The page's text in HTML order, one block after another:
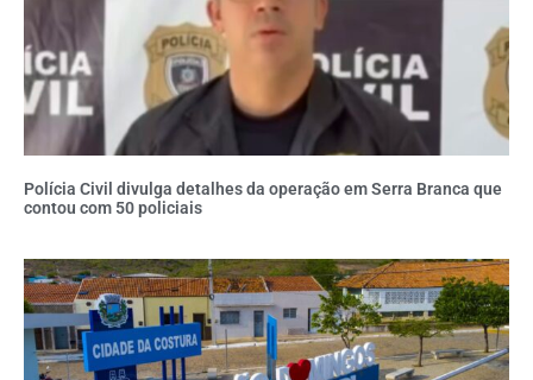
Polícia Civil divulga detalhes da operação em Serra Branca que
contou com 50 policiais